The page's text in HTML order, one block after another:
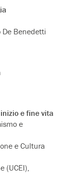
De Benedetti
e fine vita
e
e Cultura
(UCEI),